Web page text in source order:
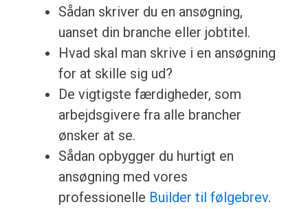
Sådan skriver du en ansøgning,
uanset din branche eller jobtitel.
Hvad skal man skrive i en ansøgning
for at skille sig ud?
De vigtigste færdigheder, som
arbejdsgivere fra alle brancher
ønsker at se.
Sådan opbygger du hurtigt en
ansøgning med vores
professionelle Builder til følgebrev.